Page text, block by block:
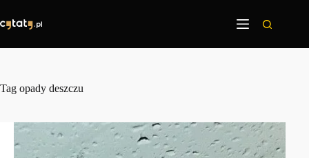
treści
Tag opady deszczu